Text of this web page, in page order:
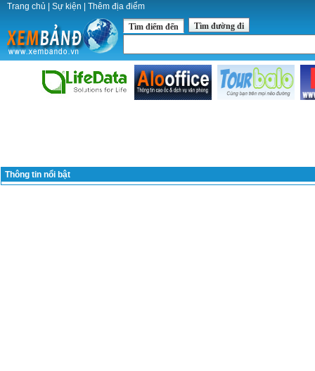
Trang chủ Sự kiện Thêm địa điểm
Tìm điểm đến Tìm đường đi
Thông tin nổi bật